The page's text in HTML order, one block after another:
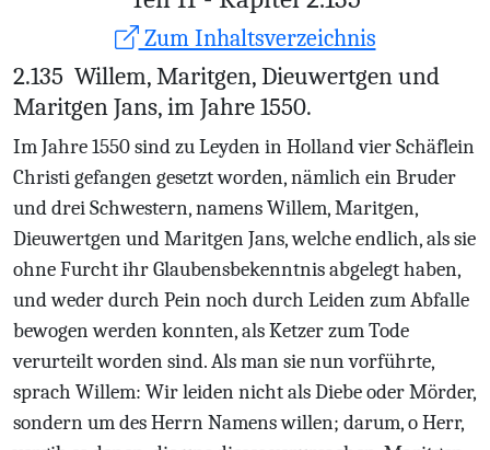
Zum Inhaltsverzeichnis
2.135 Willem, Maritgen, Dieuwertgen und
Maritgen Jans, im Jahre 1550.
Im Jahre 1550 sind zu Leyden in Holland vier Schäflein
Christi gefangen gesetzt worden, nämlich ein Bruder
und drei Schwestern, namens Willem, Maritgen,
Dieuwertgen und Maritgen Jans, welche endlich, als sie
ohne Furcht ihr Glaubensbekenntnis abgelegt haben,
und weder durch Pein noch durch Leiden zum Abfalle
bewogen werden konnten, als Ketzer zum Tode
verurteilt worden sind. Als man sie nun vorführte,
sprach Willem: Wir leiden nicht als Diebe oder Mörder,
sondern um des Herrn Namens willen; darum, o Herr,